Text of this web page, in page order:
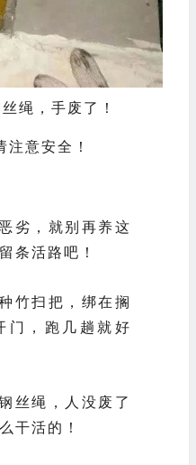
绳，手废了！
意安全！
劣，就别再养这
条活路吧！
竹扫把，绑在搁
门，跑几趟就好
丝绳，人没废了
干活的！